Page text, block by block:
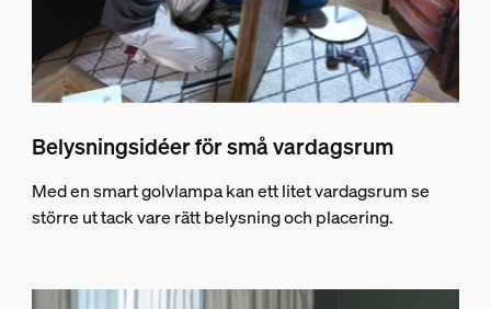
Belysningsidéer för små vardagsrum
Med en smart golvlampa kan ett litet vardagsrum se
större ut tack vare rätt belysning och placering.